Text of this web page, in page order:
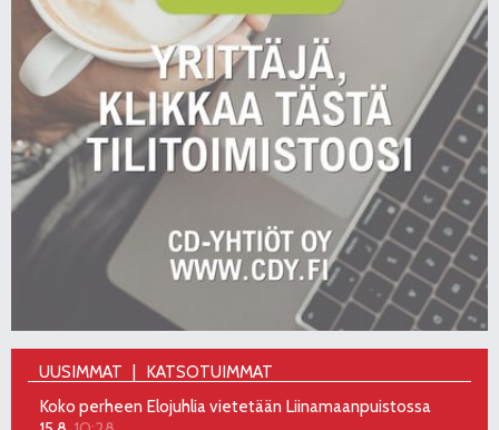
UUSIMMAT
KATSOTUIMMAT
Koko perheen Elojuhlia vietetään Liinamaanpuistossa